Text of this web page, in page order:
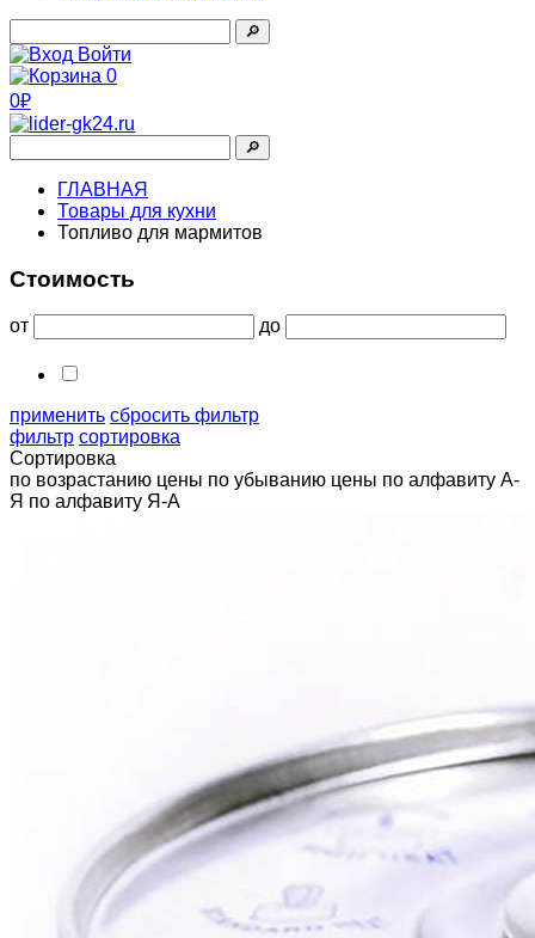
🔎︎
Войти
0
0₽
🔎︎
ГЛАВНАЯ
Товары для кухни
Топливо для мармитов
Стоимость
от до
применить сбросить фильтр
фильтр сортировка
Сортировка
по возрастанию цены по убыванию цены по алфавиту А-
Я по алфавиту Я-А